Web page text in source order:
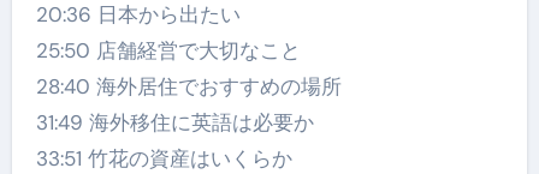
20:36 日本から出たい
25:50 店舗経営で大切なこと
28:40 海外居住でおすすめの場所
31:49 海外移住に英語は必要か
33:51 竹花の資産はいくらか